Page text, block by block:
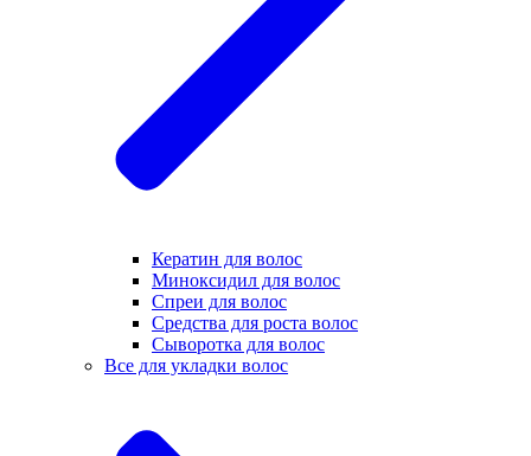
Кератин для волос
Миноксидил для волос
Спреи для волос
Средства для роста волос
Сыворотка для волос
Все для укладки волос